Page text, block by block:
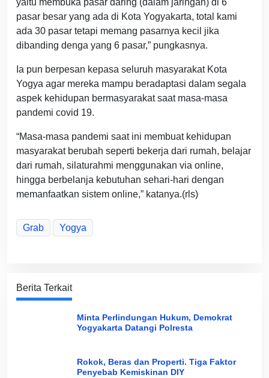
yaitu membuka pasar daring (dalam jaringan) di 6
pasar besar yang ada di Kota Yogyakarta, total kami
ada 30 pasar tetapi memang pasarnya kecil jika
dibanding denga yang 6 pasar,” pungkasnya.
Ia pun berpesan kepasa seluruh masyarakat Kota
Yogya agar mereka mampu beradaptasi dalam segala
aspek kehidupan bermasyarakat saat masa-masa
pandemi covid 19.
“Masa-masa pandemi saat ini membuat kehidupan
masyarakat berubah seperti bekerja dari rumah, belajar
dari rumah, silaturahmi menggunakan via online,
hingga berbelanja kebutuhan sehari-hari dengan
memanfaatkan sistem online,” katanya.(rls)
Grab Yogya
Berita Terkait
Minta Perlindungan Hukum, Demokrat
Yogyakarta Datangi Polresta
Rokok, Beras dan Properti. Tiga Faktor
Penyebab Kemiskinan DIY